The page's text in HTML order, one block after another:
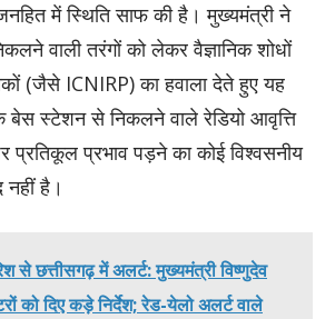
में स्थिति साफ की है। मुख्यमंत्री ने
वाली तरंगों को लेकर वैज्ञानिक शोधों
(जैसे ICNIRP) का हवाला देते हुए यह
बेस स्टेशन से निकलने वाले रेडियो आवृत्ति
प्रतिकूल प्रभाव पड़ने का कोई विश्वसनीय
नहीं है।
से छत्तीसगढ़ में अलर्ट: मुख्यमंत्री विष्णुदेव
को दिए कड़े निर्देश; रेड-येलो अलर्ट वाले